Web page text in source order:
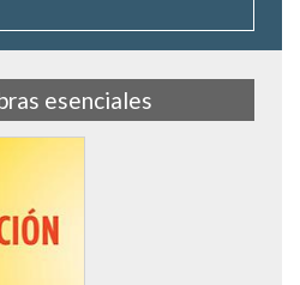
esenciales